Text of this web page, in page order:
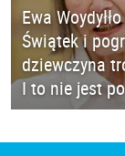
Ewa
Świątek i
dziewczyna
I to nie jest